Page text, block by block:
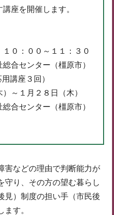
座を開催します。
０：００～１１：３０
センター（橿原市）
講座３回）
～１月２８日（木）
合センター（橿原市）
などの理由で判断能力が
守り、その方の望む暮らし
見）制度の担い手（市民後
ます。